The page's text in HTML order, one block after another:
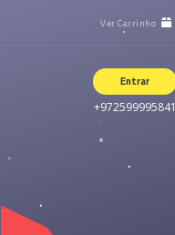
Ver Carrinho
Entrar
+972599995841